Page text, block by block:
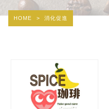
HOME > 消化促進